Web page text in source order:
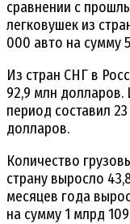
сравнении с
легковушек из
000 авто на сумму
Из стран СНГ в
92,9 млн долларов.
период составил
долларов.
Количество
страну выросло
месяцев года
на сумму 1 млрд